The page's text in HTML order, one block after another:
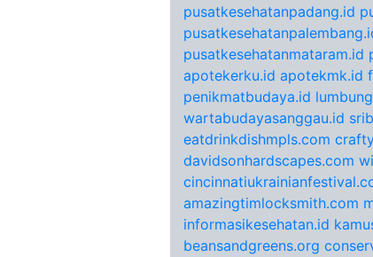
pusatkesehatanpadang.id
pusatkesehatanmataram.id
apotekerku.id apotekmk.id
penikmatbudaya.id
wartabudayasanggau.id
eatdrinkdishmpls.com
davidsonhardscapes.com
amazingtimlocksmith.com
informasikesehatan.id
beansandgreens.org